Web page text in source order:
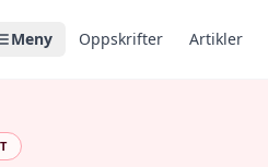
Meny Oppskrifter Artikler